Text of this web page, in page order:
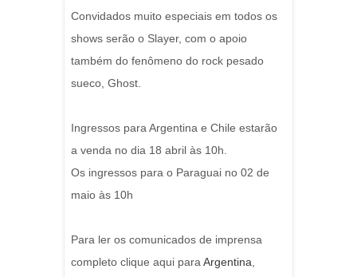
Convidados muito especiais em todos os
shows serão o Slayer, com o apoio
também do fenômeno do rock pesado
sueco, Ghost.
Ingressos para Argentina e Chile estarão
a venda no dia 18 abril às 10h.
Os ingressos para o Paraguai no 02 de
maio às 10h
Para ler os comunicados de imprensa
completo clique aqui paraArgentina,